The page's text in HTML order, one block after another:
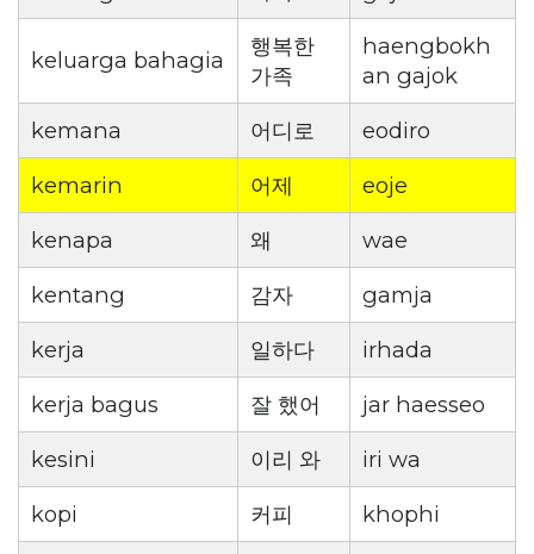
keluarga bahagia
행복한
가족
haengbokh
an gajok
kemana
어디로
eodiro
kemarin
어제
eoje
kenapa
왜
wae
kentang
감자
gamja
kerja
일하다
irhada
kerja bagus
잘 했어
jar haesseo
kesini
이리 와
iri wa
kopi
커피
khophi